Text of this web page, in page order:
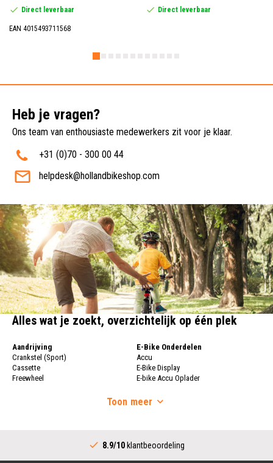
Direct leverbaar
EAN 4015493711568
Direct leverbaar
Heb je vragen?
Ons team van enthousiaste medewerkers zit voor je klaar.
+31 (0)70 - 300 00 44
helpdesk@hollandbikeshop.com
Alles wat je zoekt, overzichtelijk op één plek
Aandrijving
Crankstel (Sport)
Cassette
Freewheel
Versnellingshendel (Stads)
E-Bike Onderdelen
Accu
E-Bike Display
E-bike Accu Oplader
Fietswielen
Achternaaf
Stuur
Toon meer
8.9/10 klantbeoordeling